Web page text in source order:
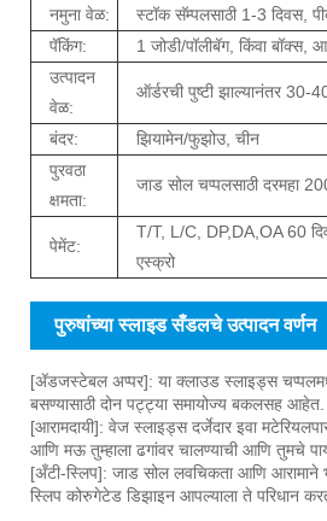
नमुना वेळ:
स्टॉक सॅम्पलसाठी 1-3 दिवस,
पॅकिंग:
1 जोडी/पॉलीबॅग, किंवा बॉक्स,
उत्पादन
वेळ:
ऑर्डरची पुष्टी झाल्यानंतर 30-
बंदर:
झियामेन/फुझोउ, चीन
पुरवठा
क्षमता:
जाड सोल चप्पलसाठी दरमहा
पेमेंट:
T/T, L/C, DP,DA,OA 60
एस्क्रो
पुरुषांच्या स्लाइड सँडलचे उत्पादन वर्णन
[अ‍ॅडजस्टेबल अप्पर]: या क्लाउड स्लाइड्स
बसण्यासाठी दोन पट्ट्या समायोज्य बकलसह आहेत.
[आरामदायी]: वेज स्लाइड्स दर्जेदार इवा
आणि मऊ तुम्हाला ढगांवर चालण्याची आणि तुमचे
[अँटी-स्लिप]: जाड सोल लवचिकता आणि
स्लिप कोरुगेटेड डिझाइन आपल्याला ते परिधान